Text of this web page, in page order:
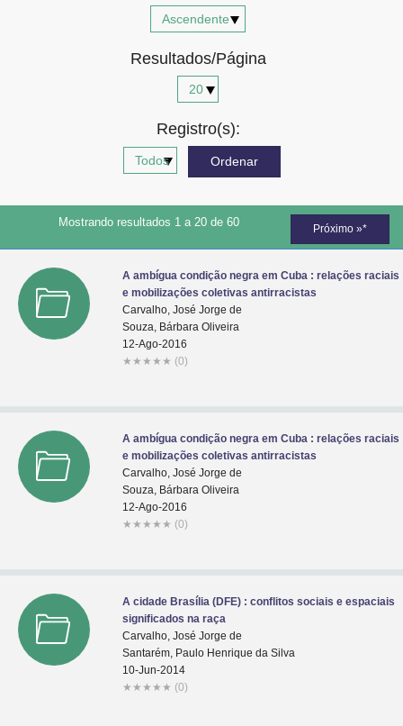
Resultados/Página
Registro(s):
Mostrando resultados 1 a 20 de 60 Próximo »*
A ambígua condição negra em Cuba : relações raciais
e mobilizações coletivas antirracistas
Carvalho, José Jorge de
Souza, Bárbara Oliveira
12-Ago-2016
★ ★ ★ ★ ★ (0)
A ambígua condição negra em Cuba : relações raciais
e mobilizações coletivas antirracistas
Carvalho, José Jorge de
Souza, Bárbara Oliveira
12-Ago-2016
★ ★ ★ ★ ★ (0)
A cidade Brasília (DFE) : conflitos sociais e espaciais
significados na raça
Carvalho, José Jorge de
Santarém, Paulo Henrique da Silva
10-Jun-2014
★ ★ ★ ★ ★ (0)